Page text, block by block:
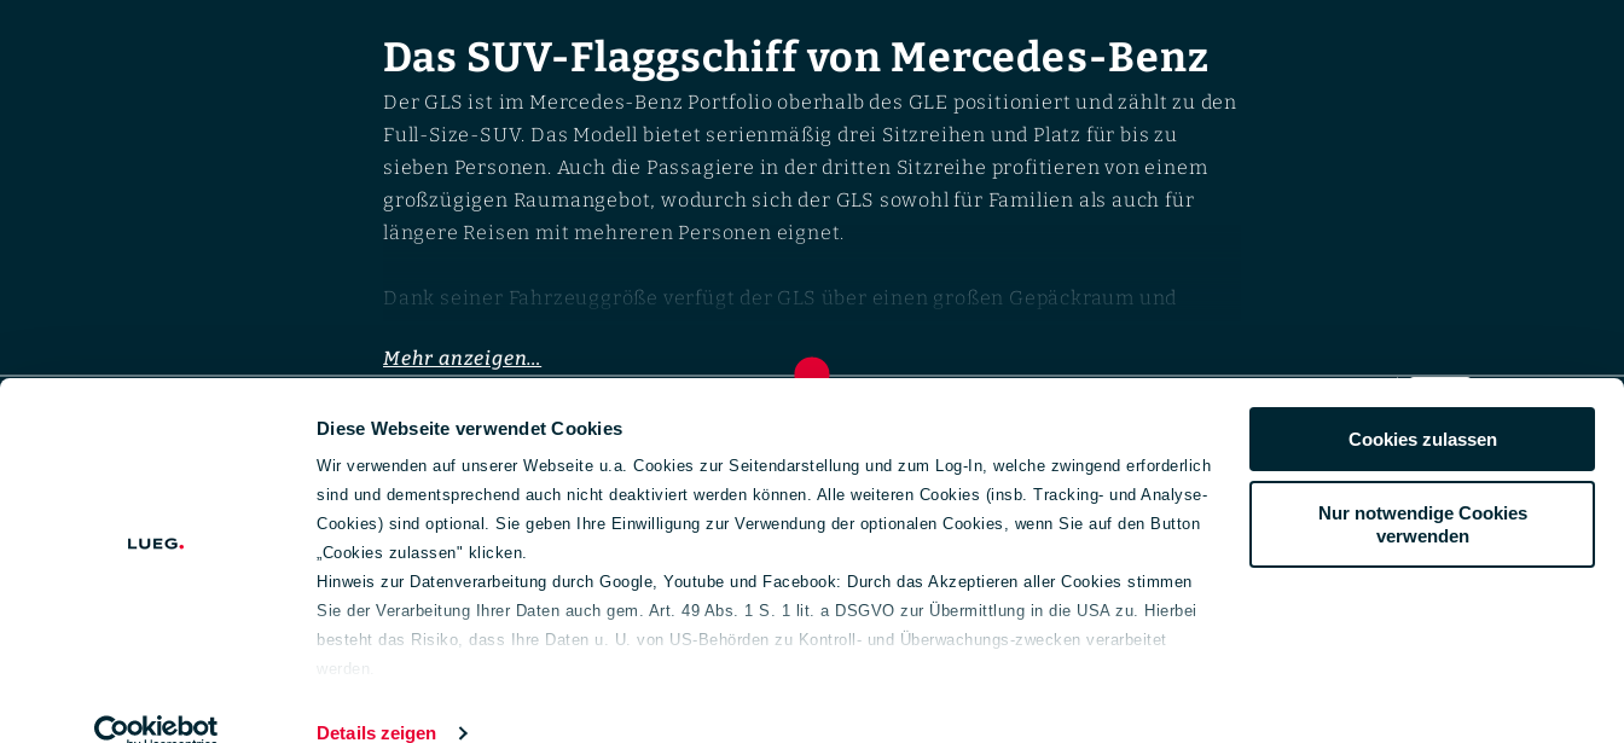
Diese Webseite verwendet Cookies
Wir verwenden auf unserer Webseite u.a. Cookies zur Seitendarstellung und zum Log-In, welche zwingend erforderlich
sind und dementsprechend auch nicht deaktiviert werden können. Alle weiteren Cookies (insb. Tracking- und Analyse-
Cookies) sind optional. Sie geben Ihre Einwilligung zur Verwendung der optionalen Cookies, wenn Sie auf den Button
„Cookies zulassen" klicken.
Hinweis zur Datenverarbeitung durch Google, Youtube und Facebook: Durch das Akzeptieren aller Cookies stimmen
Sie der Verarbeitung Ihrer Daten auch gem. Art. 49 Abs. 1 S. 1 lit. a DSGVO zur Übermittlung in die USA zu. Hierbei
besteht das Risiko, dass Ihre Daten u. U. von US-Behörden zu Kontroll- und Überwachungs-zwecken verarbeitet
werden.
Impressum
Details zeigen
Cookies zulassen
Nur notwendige Cookies
verwenden
Das SUV-Flaggschiff von Mercedes-Benz
Der GLS ist im Mercedes-Benz Portfolio oberhalb des GLE positioniert und zählt zu den
Full-Size-SUV. Das Modell bietet serienmäßig drei Sitzreihen und Platz für bis zu
sieben Personen. Auch die Passagiere in der dritten Sitzreihe profitieren von einem
großzügigen Raumangebot, wodurch sich der GLS sowohl für Familien als auch für
längere Reisen mit mehreren Personen eignet.
Dank seiner Fahrzeuggröße verfügt der GLS über einen großen Gepäckraum und
Motorisierungen und Antriebskonzepte
Wer einen Mercedes GLS gebraucht kaufen möchte, findet je nach Baujahr
verschiedene Benzin- und Dieselmotorisierungen. Aktuelle Modelle setzen
überwiegend auf elektrifizierte Mild-Hybrid-Antriebe mit 48-Volt-Technologie.
Die Kraftübertragung erfolgt serienmäßig über ein Automatikgetriebe. Ebenso gehört
Reihensechszylinder bis hin zu leistungsstarken V8-Motoren.
Mehr anzeigen…
Footer
Unternehmensführung
service
Fahrzeugbau
Volvo
smart
Impressum
Datenschutz
Barrierefreiheitsinformationen
Streitbeilegung
Wir legen Wert auf Ehrlichkeit, Integrität und Transparenz. Für Hinweisgeber haben wir daher den folgenden Link bereitgestellt:
Informationen zu unseren Nachhaltigkeitsbemühungen, sowie die Grundsatzerklärung zur Achtung der Menschenrechte und